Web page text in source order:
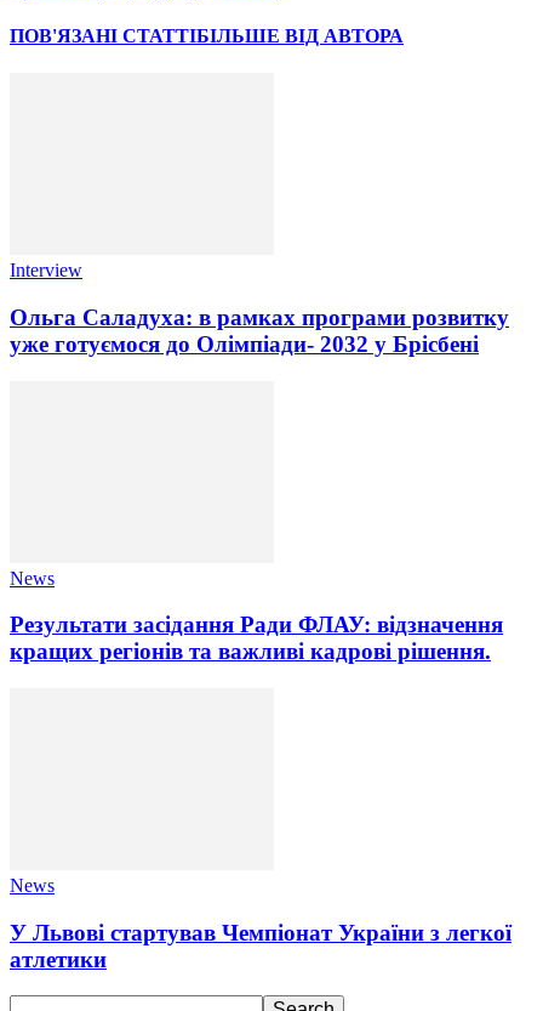
ПОВ'ЯЗАНІ СТАТТІБІЛЬШЕ ВІД АВТОРА
Interview
Ольга Саладуха: в рамках програми розвитку
уже готуємося до Олімпіади- 2032 у Брісбені
News
Результати засідання Ради ФЛАУ: відзначення
кращих регіонів та важливі кадрові рішення.
News
У Львові стартував Чемпіонат України з легкої
атлетики